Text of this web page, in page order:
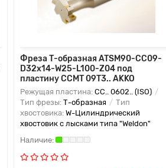
Фреза Т-образная ATSM90-CC09-
D32x14-W25-L100-Z04 под
пластину CCMT 09T3.. AKKO
Режущая пластина: CC.. 0602.. (ISO)
Тип фрезы: Т-образная
Тип
хвостовика: W-Цилиндрический
хвостовик с лысками типа "Weldon"